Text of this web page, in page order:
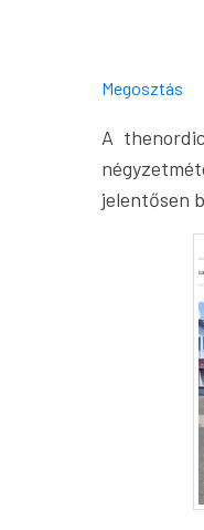
Megosztás
A
jelentősen